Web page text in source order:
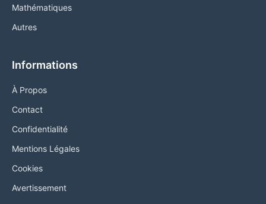
Mathématiques
Autres
Informations
À Propos
Contact
Confidentialité
Mentions Légales
Cookies
Avertissement